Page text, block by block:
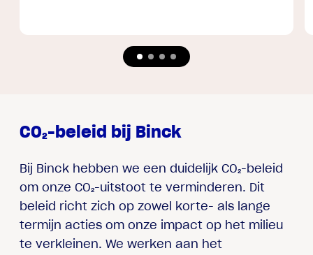
CO₂-beleid bij Binck
Bij Binck hebben we een duidelijk CO₂-beleid
om onze CO₂-uitstoot te verminderen. Dit
beleid richt zich op zowel korte- als lange
termijn acties om onze impact op het milieu
te verkleinen. We werken aan het